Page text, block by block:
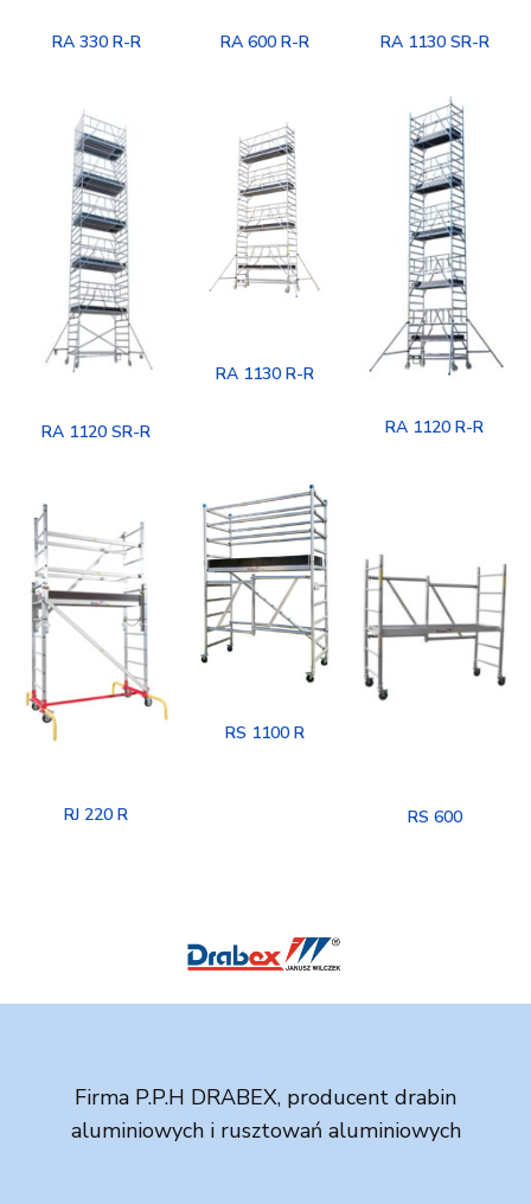
RA 330 R-R RA 600 R-R RA 1130 SR-R
RA 1120 SR-R
RA 1130 R-R
RA 1120 R-R
RJ 220 R
RS 1100 R
RS 600
Firma P.P.H DRABEX, producent drabin
aluminiowych i rusztowań aluminiowych